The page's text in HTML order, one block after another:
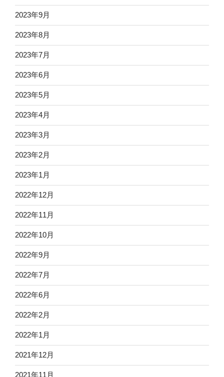
2023年9月
2023年8月
2023年7月
2023年6月
2023年5月
2023年4月
2023年3月
2023年2月
2023年1月
2022年12月
2022年11月
2022年10月
2022年9月
2022年7月
2022年6月
2022年2月
2022年1月
2021年12月
2021年11月